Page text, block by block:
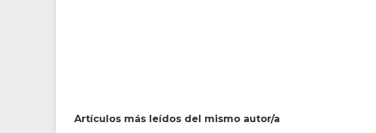
Artículos más leídos del mismo autor/a